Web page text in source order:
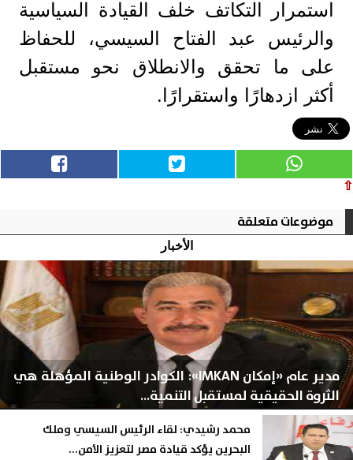
استمرار التكاتف خلف القيادة السياسية
والرئيس عبد الفتاح السيسي، للحفاظ
على ما تحقق والانطلاق نحو مستقبل
أكثر ازدهارًا واستقرارًا.
⇧
موضوعات متعلقة
الأخبار
مدير عام «إمكان IMKAN»: الكوادر الوطنية المؤهلة هي
الثروة الحقيقية لمستقبل التنمية...
محمد رشيدي: لقاء الرئيس السيسي وملك
البحرين يؤكد قيادة مصر لتعزيز الأمن...